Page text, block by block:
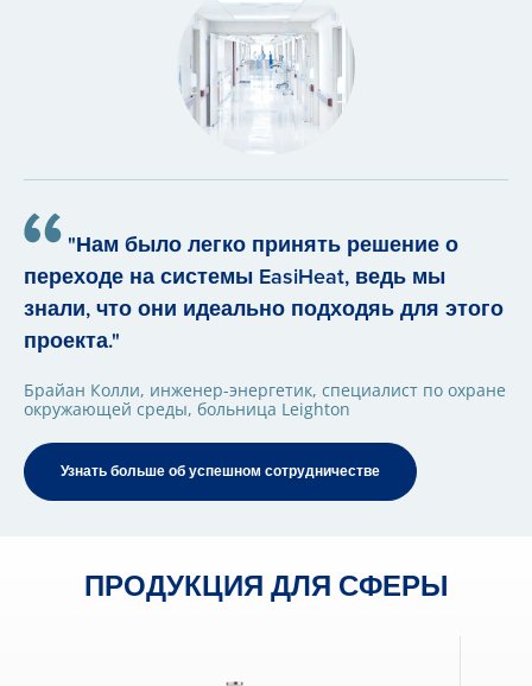
"Нам было легко принять решение о
переходе на системы EasiHeat, ведь мы
знали, что они идеально подходяь для этого
проекта."
Брайан Колли, инженер-энергетик, специалист по охране
окружающей среды, больница Leighton
Узнать больше об успешном сотрудничестве
ПРОДУКЦИЯ ДЛЯ СФЕРЫ